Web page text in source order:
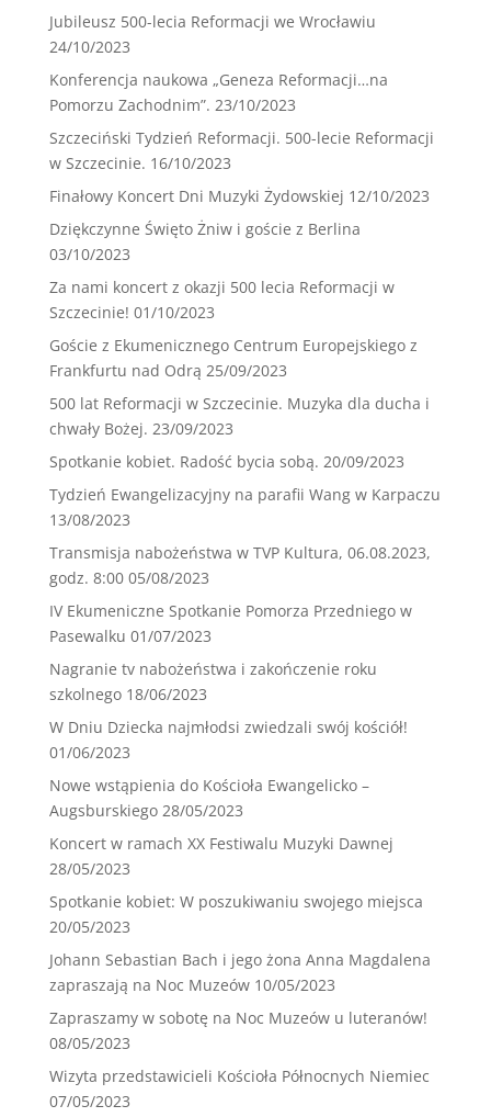
Jubileusz 500-lecia Reformacji we Wrocławiu
24/10/2023
Konferencja naukowa „Geneza Reformacji…na
Pomorzu Zachodnim”. 23/10/2023
Szczeciński Tydzień Reformacji. 500-lecie Reformacji
w Szczecinie. 16/10/2023
Finałowy Koncert Dni Muzyki Żydowskiej 12/10/2023
Dziękczynne Święto Żniw i goście z Berlina
03/10/2023
Za nami koncert z okazji 500 lecia Reformacji w
Szczecinie! 01/10/2023
Goście z Ekumenicznego Centrum Europejskiego z
Frankfurtu nad Odrą 25/09/2023
500 lat Reformacji w Szczecinie. Muzyka dla ducha i
chwały Bożej. 23/09/2023
Spotkanie kobiet. Radość bycia sobą. 20/09/2023
Tydzień Ewangelizacyjny na parafii Wang w Karpaczu
13/08/2023
Transmisja nabożeństwa w TVP Kultura, 06.08.2023,
godz. 8:00 05/08/2023
IV Ekumeniczne Spotkanie Pomorza Przedniego w
Pasewalku 01/07/2023
Nagranie tv nabożeństwa i zakończenie roku
szkolnego 18/06/2023
W Dniu Dziecka najmłodsi zwiedzali swój kościół!
01/06/2023
Nowe wstąpienia do Kościoła Ewangelicko –
Augsburskiego 28/05/2023
Koncert w ramach XX Festiwalu Muzyki Dawnej
28/05/2023
Spotkanie kobiet: W poszukiwaniu swojego miejsca
20/05/2023
Johann Sebastian Bach i jego żona Anna Magdalena
zapraszają na Noc Muzeów 10/05/2023
Zapraszamy w sobotę na Noc Muzeów u luteranów!
08/05/2023
Wizyta przedstawicieli Kościoła Północnych Niemiec
07/05/2023